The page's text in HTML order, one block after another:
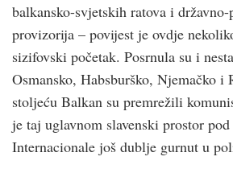
balkansko-svjetskih ratova i
provizorija – povijest je ovdje
sizifovski početak. Posrnula su i
Osmansko, Habsburško, Njemačko i
stoljeću Balkan su premrežili
je taj uglavnom slavenski prostor pod
Internacionale još dublje gurnut u